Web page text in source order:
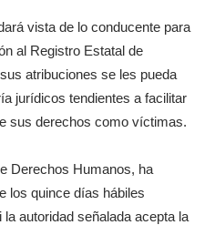
vista de lo conducente para
al Registro Estatal de
atribuciones se les pueda
jurídicos tendientes a facilitar
sus derechos como víctimas.
Derechos Humanos, ha
los quince días hábiles
autoridad señalada acepta la